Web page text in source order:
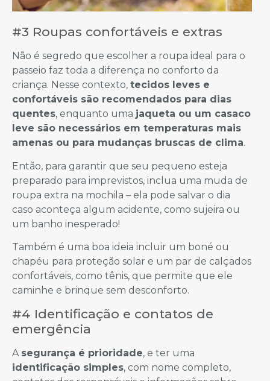
#3 Roupas confortáveis e extras
Não é segredo que escolher a roupa ideal para o
passeio faz toda a diferença no conforto da
criança. Nesse contexto, tecidos leves e
confortáveis são recomendados para dias
quentes, enquanto uma jaqueta ou um casaco
leve são necessários em temperaturas mais
amenas ou para mudanças bruscas de clima.
Então, para garantir que seu pequeno esteja
preparado para imprevistos, inclua uma muda de
roupa extra na mochila – ela pode salvar o dia
caso aconteça algum acidente, como sujeira ou
um banho inesperado!
Também é uma boa ideia incluir um boné ou
chapéu para proteção solar e um par de calçados
confortáveis, como tênis, que permite que ele
caminhe e brinque sem desconforto.
#4 Identificação e contatos de
emergência
A segurança é prioridade, e ter uma
identificação simples, com nome completo,